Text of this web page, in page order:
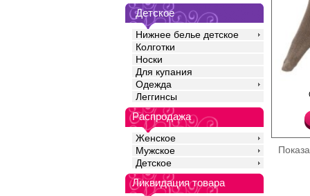
Детское
Нижнее белье детское
Колготки
Носки
Для купания
Одежда
Леггинсы
Распродажа
Женское
Мужское
Детское
Ликвидация товара
Теплые эластичные
с шерстью, с
анатомическая
мысок. Резинка "Топ
Полиамид 20%
Шерсть 18%
Эластан 15%